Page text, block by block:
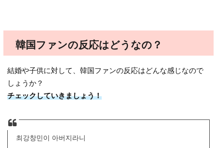
韓国ファンの反応はどうなの？
結婚や子供に対して、韓国ファンの反応はどんな感じなので
しょうか？
チェックしていきましょう！
최강창민이 아버지라니